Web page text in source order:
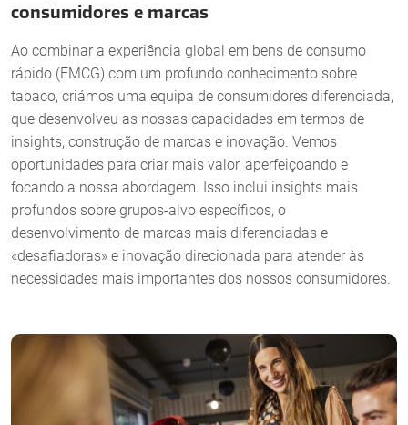
consumidores e marcas
Ao combinar a experiência global em bens de consumo
rápido (FMCG) com um profundo conhecimento sobre
tabaco, criámos uma equipa de consumidores diferenciada,
que desenvolveu as nossas capacidades em termos de
insights, construção de marcas e inovação. Vemos
oportunidades para criar mais valor, aperfeiçoando e
focando a nossa abordagem. Isso inclui insights mais
profundos sobre grupos-alvo específicos, o
desenvolvimento de marcas mais diferenciadas e
«desafiadoras» e inovação direcionada para atender às
necessidades mais importantes dos nossos consumidores.